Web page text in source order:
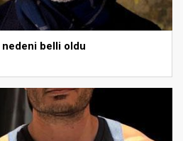
nedeni belli oldu